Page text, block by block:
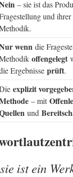
– sie ist das
und
wenn die
offengelegt
Ergebnisse prüft.
explizit
– mit
und
ist ein